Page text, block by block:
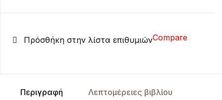
Πρόσθήκη στην λίστα επιθυμιώνCompare
Περιγραφή Λεπτομέρειες βιβλίου